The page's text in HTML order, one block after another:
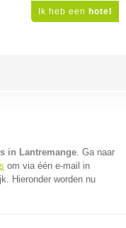
Ik heb een hotel
in Lantremange. Ga naar
om via één e-mail in
Hieronder worden nu